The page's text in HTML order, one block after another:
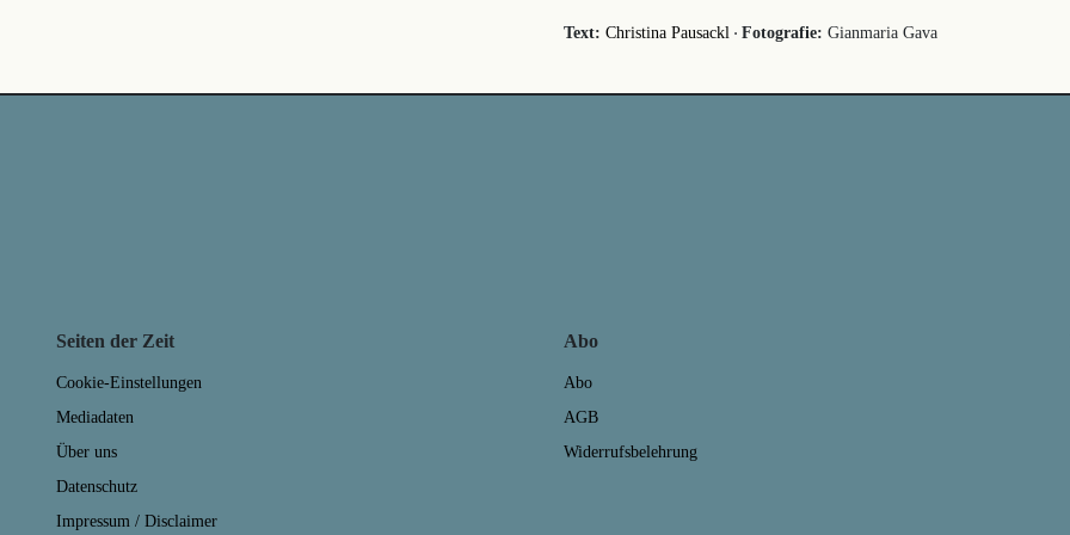
Text: Christina Pausackl· Fotografie: Gianmaria Gava
Seiten der Zeit
Cookie-Einstellungen
Mediadaten
Über uns
Datenschutz
Impressum / Disclaimer
Abo
Abo
AGB
Widerrufsbelehrung